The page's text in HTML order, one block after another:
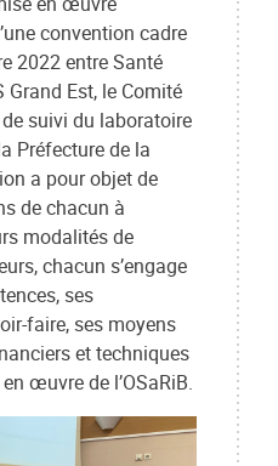
convention cadre
2022 entre Santé
Grand Est, le Comité
suivi du laboratoire
Préfecture de la
a pour objet de
de chacun à
modalités de
chacun s’engage
ses
faire, ses moyens
et techniques
œuvre de l’OSaRiB.